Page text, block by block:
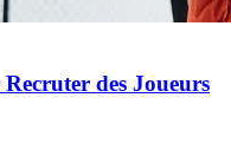
des Joueurs